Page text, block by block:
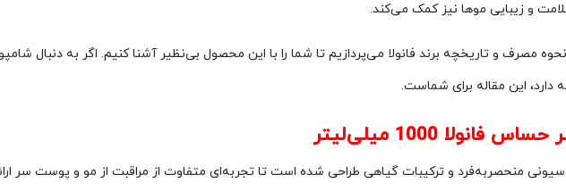
و زیبایی موها نیز کمک می‌کند.
نحوه مصرف و تاریخچه برند فانولا می‌پردازیم تا شما را با این محصول بی‌نظیر آشنا کنیم. اگر به
دارد، این مقاله برای شماست.
1000 میلی‌لیتر
منحصربه‌فرد و ترکیبات گیاهی طراحی شده است تا تجربه‌ای متفاوت از مراقبت از مو و پوست سر